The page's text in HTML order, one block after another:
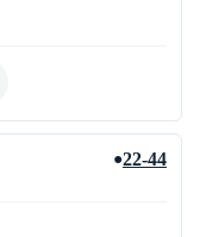
●22-44